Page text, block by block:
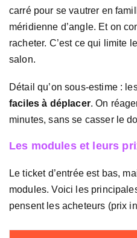
carré pour se vautrer en
méridienne d’angle. Et on
racheter. C’est ce qui limite
salon.
Détail qu’on sous-estime :
faciles à déplacer. On
minutes, sans se casser le
Les modules et leurs
Le ticket d’entrée est bas,
modules. Voici les
pensent les acheteurs (prix